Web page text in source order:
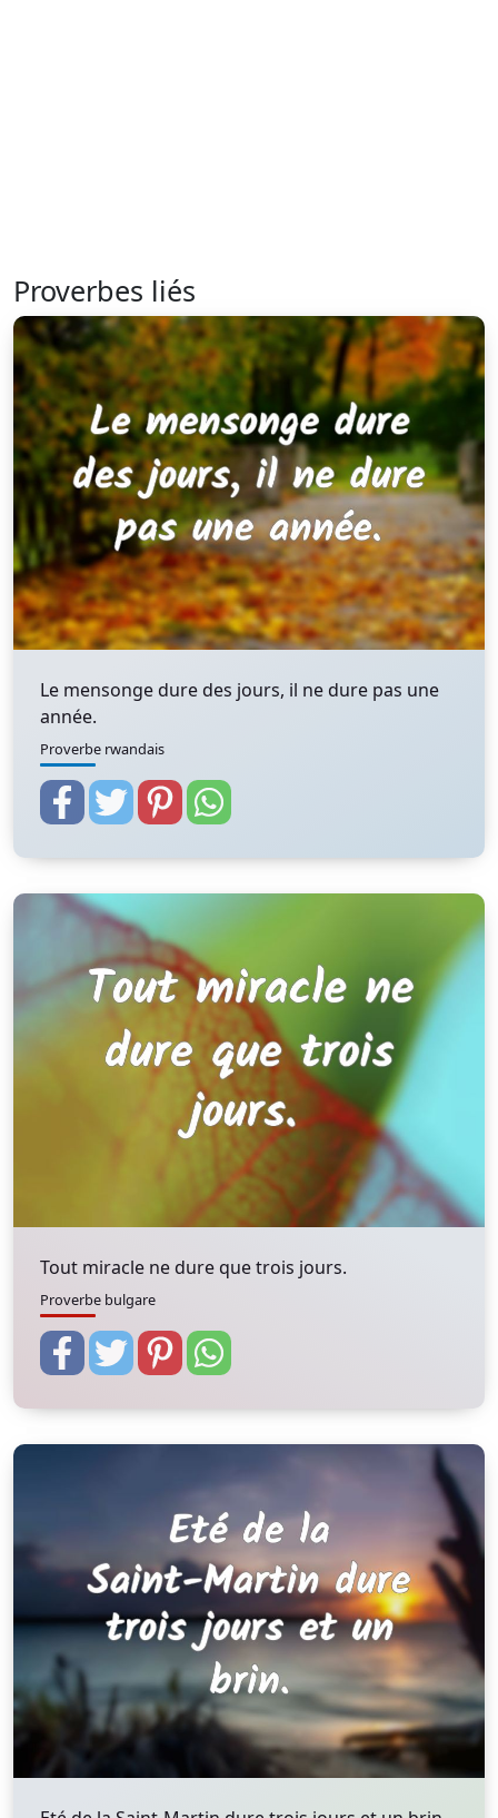
Proverbes liés
Le mensonge dure des jours, il ne dure pas une
année.
Proverbe rwandais
Tout miracle ne dure que trois jours.
Proverbe bulgare